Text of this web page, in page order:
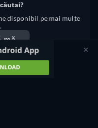
disponibil pe mai multe
mă